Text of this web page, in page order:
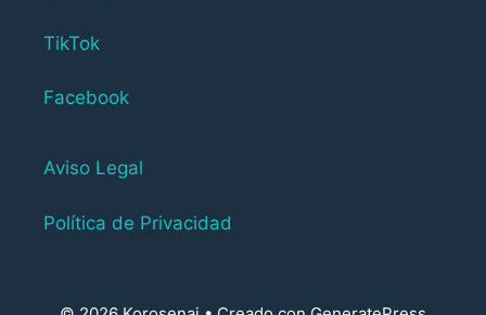
TikTok
Facebook
Aviso Legal
Política de Privacidad